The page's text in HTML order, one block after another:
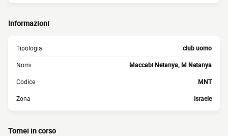
Informazioni
Tipologia club uomo
Nomi Maccabi Netanya, M Netanya
Codice MNT
Zona Israele
Tornei in corso